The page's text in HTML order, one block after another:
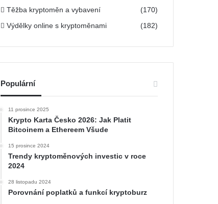
Těžba kryptoměn a vybavení (170)
Výdělky online s kryptoměnami (182)
Populární
11 prosince 2025
Krypto Karta Česko 2026: Jak Platit
Bitcoinem a Ethereem Všude
15 prosince 2024
Trendy kryptoměnových investic v roce
2024
28 listopadu 2024
Porovnání poplatků a funkcí kryptoburz